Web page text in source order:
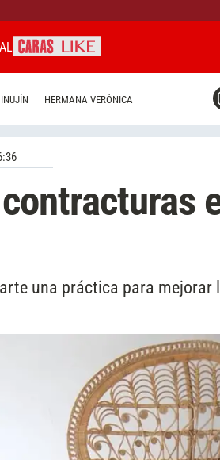
HERMANA VERÓNICA
una práctica para mejorar